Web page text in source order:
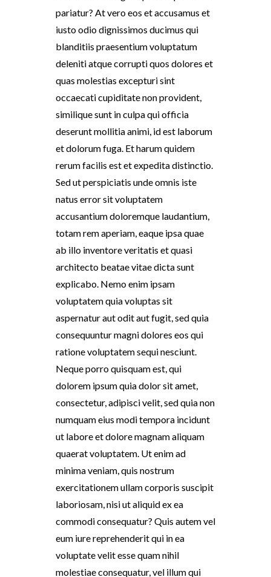
pariatur? At vero eos et accusamus et
iusto odio dignissimos ducimus qui
blanditiis praesentium voluptatum
deleniti atque corrupti quos dolores et
quas molestias excepturi sint
occaecati cupiditate non provident,
similique sunt in culpa qui officia
deserunt mollitia animi, id est laborum
et dolorum fuga. Et harum quidem
rerum facilis est et expedita distinctio.
Sed ut perspiciatis unde omnis iste
natus error sit voluptatem
accusantium doloremque laudantium,
totam rem aperiam, eaque ipsa quae
ab illo inventore veritatis et quasi
architecto beatae vitae dicta sunt
explicabo. Nemo enim ipsam
voluptatem quia voluptas sit
aspernatur aut odit aut fugit, sed quia
consequuntur magni dolores eos qui
ratione voluptatem sequi nesciunt.
Neque porro quisquam est, qui
dolorem ipsum quia dolor sit amet,
consectetur, adipisci velit, sed quia non
numquam eius modi tempora incidunt
ut labore et dolore magnam aliquam
quaerat voluptatem. Ut enim ad
minima veniam, quis nostrum
exercitationem ullam corporis suscipit
laboriosam, nisi ut aliquid ex ea
commodi consequatur? Quis autem vel
eum iure reprehenderit qui in ea
voluptate velit esse quam nihil
molestiae consequatur, vel illum qui